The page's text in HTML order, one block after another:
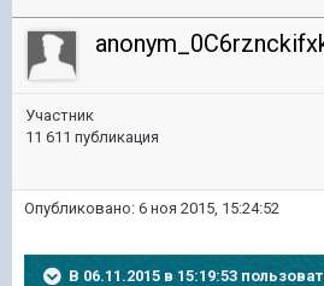
Участник
11 611 публикация
Опубликовано: 6 ноя 2015, 15:24:52
В 06.11.2015 в 15:19:53